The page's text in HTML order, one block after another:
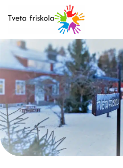
Hoppa till innehåll
Tveta friskola